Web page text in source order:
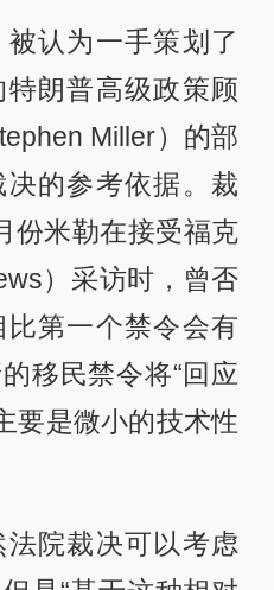
认为一手策划了
朗普高级政策顾
Miller）的部
的参考依据。裁
份米勒在接受福克
）采访时，曾否
第一个禁令会有
移民禁令将“回应
要是微小的技术性
院裁决可以考虑